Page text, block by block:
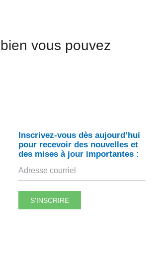
vous pouvez
Inscrivez-vous dès aujourd’hui
pour recevoir des nouvelles et
des mises à jour importantes :
S'INSCRIRE